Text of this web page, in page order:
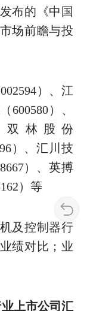
布的《中国
场前瞻与投
）、江
600580）、
双林股份
）、汇川技
）、英搏
）等
及控制器行
绩对比；业
上市公司汇